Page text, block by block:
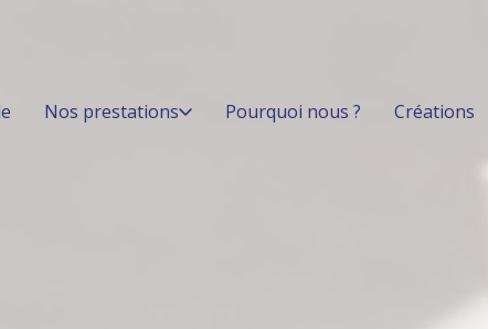
Nos prestations Pourquoi nous ? Créations